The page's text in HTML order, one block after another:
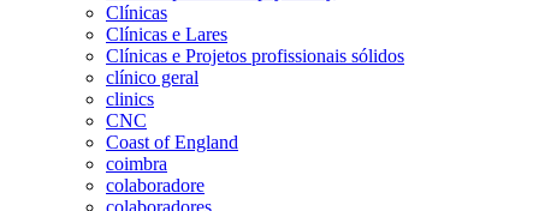
Clínicas
Clínicas e Lares
Clínicas e Projetos profissionais sólidos
clínico geral
clinics
CNC
Coast of England
coimbra
colaboradore